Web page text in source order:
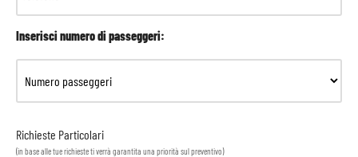
Inserisci numero di passeggeri:
Richieste Particolari
(in base alle tue richieste ti verrà garantita una priorità sul preventivo)